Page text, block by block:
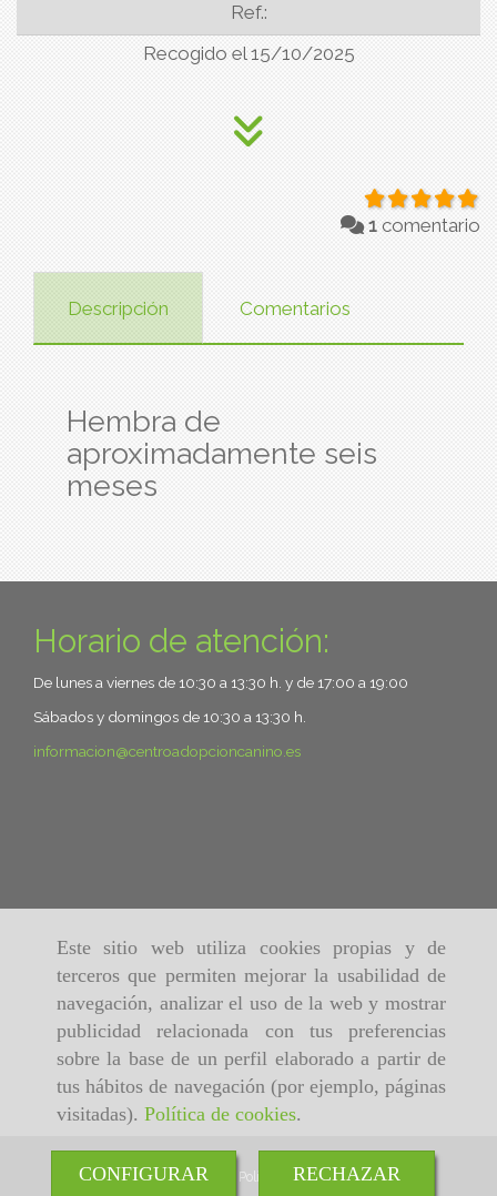
Este sitio web utiliza cookies propias y de
terceros que permiten mejorar la usabilidad de
navegación, analizar el uso de la web y mostrar
publicidad relacionada con tus preferencias
sobre la base de un perfil elaborado a partir de
tus hábitos de navegación (por ejemplo, páginas
visitadas). Política de cookies.
CONFIGURAR RECHAZAR
Ref.:
Recogido el 15/10/2025
1 comentario
Descripción Comentarios
Hembra de
aproximadamente seis
meses
Horario de atención:
De lunes a viernes de 10:30 a 13:30 h. y de 17:00 a 19:00
Sábados y domingos de 10:30 a 13:30 h.
informacion
centroadopcioncanino.es
Inicio Aviso Legal Política de cookies